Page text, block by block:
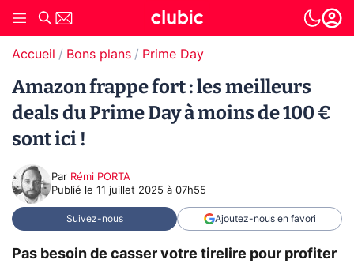
Accueil Bons plans Prime Day
Amazon frappe fort : les meilleurs
deals du Prime Day à moins de 100 €
sont ici !
Par Rémi PORTA
Publié le 11 juillet 2025 à 07h55
Suivez-nous Ajoutez-nous en favori
Pas besoin de casser votre tirelire pour profiter